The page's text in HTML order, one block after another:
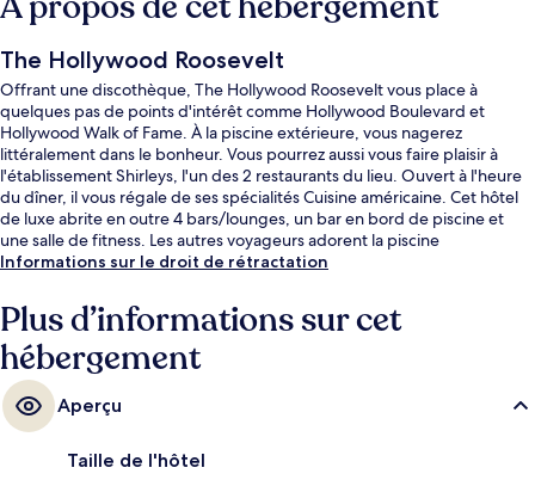
The Hollywood Roosevelt
Offrant une discothèque, The Hollywood Roosevelt vous place à
quelques pas de points d'intérêt comme Hollywood Boulevard et
Hollywood Walk of Fame. À la piscine extérieure, vous nagerez
littéralement dans le bonheur. Vous pourrez aussi vous faire plaisir à
l'établissement Shirleys, l'un des 2 restaurants du lieu. Ouvert à l'heure
du dîner, il vous régale de ses spécialités Cuisine américaine. Cet hôtel
de luxe abrite en outre 4 bars/lounges, un bar en bord de piscine et
une salle de fitness. Les autres voyageurs adorent la piscine
rafraîchissante et la literie de qualité. Les transports publics sont tout
min à pied.
Informations sur le droit de rétractation
Plus d’informations sur cet
hébergement
Aperçu
Taille de l'hôtel